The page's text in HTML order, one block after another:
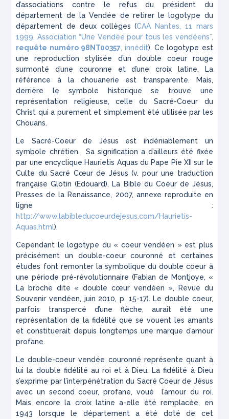
d’associations contre le refus du président du
département de la Vendée de retirer le logotype du
département de deux collèges (CAA Nantes, 11 mars
1999, Association “Une Vendée pour tous les vendéens”,
requête numéro 98NT00357, innédit). Ce logotype est
une reproduction stylisée d’un double coeur rouge
surmonté d’une couronne et d’une croix latine. La
référence à la chouanerie est transparente. Mais,
derrière le symbole historique se trouve une
représentation religieuse, celle du Sacré-Coeur du
Christ qui a purement et simplement été utilisée par les
Chouans.
Le Sacré-Coeur de Jésus est indéniablement un
symbole chrétien. Sa signification a d’ailleurs été fixée
par une encyclique Haurietis Aquas du Pape Pie XII sur le
Culte du Sacré Cœur de Jésus (v. pour une traduction
française Glotin (Edouard), La Bible du Coeur de Jésus,
Presses de la Renaissance, 2007, annexe reproduite en
ligne :
http://www.labibleducoeurdejesus.com/Haurietis-
Aquas.html).
Cependant le logotype du « coeur vendéen » est plus
précisément un double-coeur couronné et certaines
études font remonter la symbolique du double coeur à
une période pré-révolutionnaire (Fabian de Montjoye, «
La broche dite « double cœur vendéen »,
Revue du
Souvenir vendéen, juin 2010, p. 15-17). Le double coeur,
parfois transpercé d’une flèche, aurait été une
représentation de la fidélité que se vouent les amants
et constituerait depuis longtemps une marque d’amour
profane.
Le double-coeur vendée couronné représente quant à
lui la double fidélité au roi et à Dieu. La fidélité à Dieu
s’exprime par l’interpénétration du Sacré Coeur de Jésus
avec un second coeur, profane, voué l’amour du roi.
Mais encore la croix latine a-elle été remplacée, en
1943 lorsque le département a été doté de cet